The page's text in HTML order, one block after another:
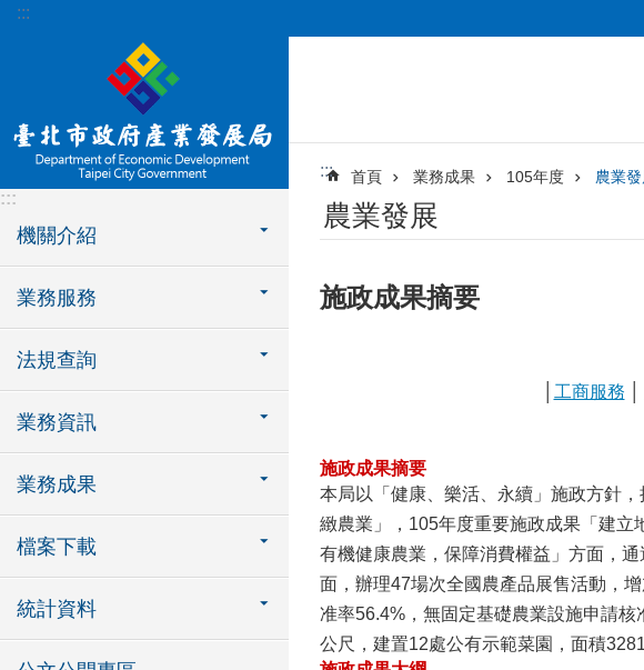
跳到主要內容區塊
:::
:::
機關介紹
業務服務
法規查詢
業務資訊
業務成果
檔案下載
統計資料
::: 首頁 業務成果 105年度 農業
農業發展
施政成果摘要
工商服務
施政成果摘要
本局以「健康、樂活、永續」施政方針
緻農業」，105年度重要施政成果「建立
有機健康農業，保障消費權益」方面，
面，辦理47場次全國農產品展售活動，
准率56.4%，無固定基礎農業設施申請
公尺，建置12處公有示範菜園，面積